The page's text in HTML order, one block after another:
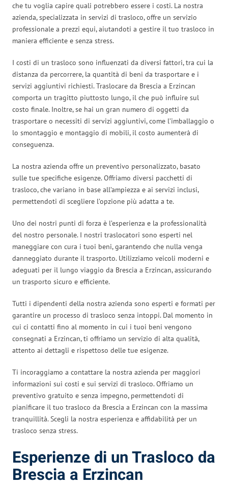
che tu voglia capire quali potrebbero essere i costi. La nostra
azienda, specializzata in servizi di trasloco, offre un servizio
professionale a prezzi equi, aiutandoti a gestire il tuo trasloco in
maniera efficiente e senza stress.
I costi di un trasloco sono influenzati da diversi fattori, tra cui la
distanza da percorrere, la quantità di beni da trasportare e i
servizi aggiuntivi richiesti. Traslocare da Brescia a Erzincan
comporta un tragitto piuttosto lungo, il che può influire sul
costo finale. Inoltre, se hai un gran numero di oggetti da
trasportare o necessiti di servizi aggiuntivi, come l’imballaggio o
lo smontaggio e montaggio di mobili, il costo aumenterà di
conseguenza.
La nostra azienda offre un preventivo personalizzato, basato
sulle tue specifiche esigenze. Offriamo diversi pacchetti di
trasloco, che variano in base all’ampiezza e ai servizi inclusi,
permettendoti di scegliere l’opzione più adatta a te.
Uno dei nostri punti di forza è l’esperienza e la professionalità
del nostro personale. I nostri traslocatori sono esperti nel
maneggiare con cura i tuoi beni, garantendo che nulla venga
danneggiato durante il trasporto. Utilizziamo veicoli moderni e
adeguati per il lungo viaggio da Brescia a Erzincan, assicurando
un trasporto sicuro e efficiente.
Tutti i dipendenti della nostra azienda sono esperti e formati per
garantire un processo di trasloco senza intoppi. Dal momento in
cui ci contatti fino al momento in cui i tuoi beni vengono
consegnati a Erzincan, ti offriamo un servizio di alta qualità,
attento ai dettagli e rispettoso delle tue esigenze.
Ti incoraggiamo a contattare la nostra azienda per maggiori
informazioni sui costi e sui servizi di trasloco. Offriamo un
preventivo gratuito e senza impegno, permettendoti di
pianificare il tuo trasloco da Brescia a Erzincan con la massima
tranquillità. Scegli la nostra esperienza e affidabilità per un
trasloco senza stress.
Esperienze di un Trasloco da
Brescia a Erzincan